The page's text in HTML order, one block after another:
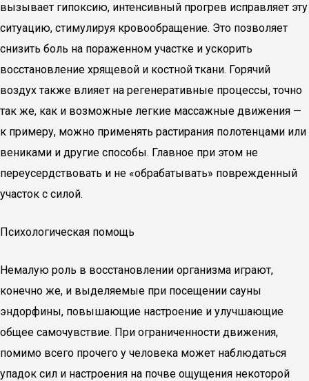
вызывает гипоксию, интенсивный прогрев исправляет эту
ситуацию, стимулируя кровообращение. Это позволяет
снизить боль на пораженном участке и ускорить
восстановление хрящевой и костной ткани. Горячий
воздух также влияет на регенеративные процессы, точно
так же, как и возможные легкие массажные движения —
к примеру, можно применять растирания полотенцами или
вениками и другие способы. Главное при этом не
переусердствовать и не «обрабатывать» поврежденный
участок с силой.
Психологическая помощь
Немалую роль в восстановлении организма играют,
конечно же, и выделяемые при посещении сауны
эндорфины, повышающие настроение и улучшающие
общее самочувствие. При ограниченности движения,
помимо всего прочего у человека может наблюдаться
упадок сил и настроения на почве ощущения некоторой